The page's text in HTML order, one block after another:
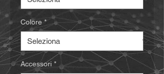
Colore *
Accessori *